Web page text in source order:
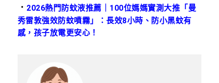
． 2026熱門防蚊液推薦｜100位媽媽實測大推「曼
秀雷敦強效防蚊噴霧」：長效8小時、防小黑蚊有
感，孩子放電更安心！